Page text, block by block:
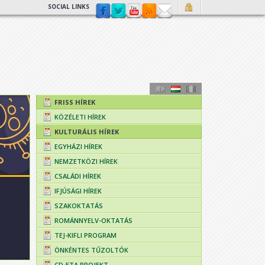
SOCIAL LINKS
FRISS HÍREK
KÖZÉLETI HÍREK
KULTURÁLIS HÍREK
EGYHÁZI HÍREK
NEMZETKÖZI HÍREK
CSALÁDI HÍREK
IFJÚSÁGI HÍREK
SZAKOKTATÁS
ROMÁNNYELV-OKTATÁS
TEJ-KIFLI PROGRAM
ÖNKÉNTES TŰZOLTÓK